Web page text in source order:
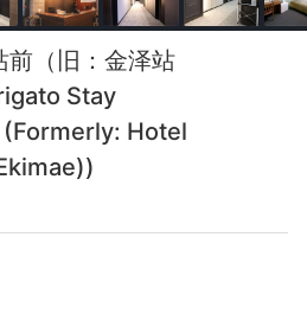
（旧：金泽站
Stay
Hotel